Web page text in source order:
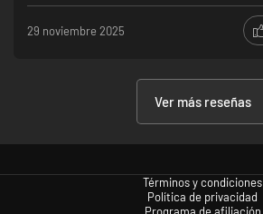
Mucha personalización
Misiónes variadas y rejugables
La IA aliada parece retrasada
29 noviembre 2025
Ver más reseñas
Términos y condiciones
Política de privacidad